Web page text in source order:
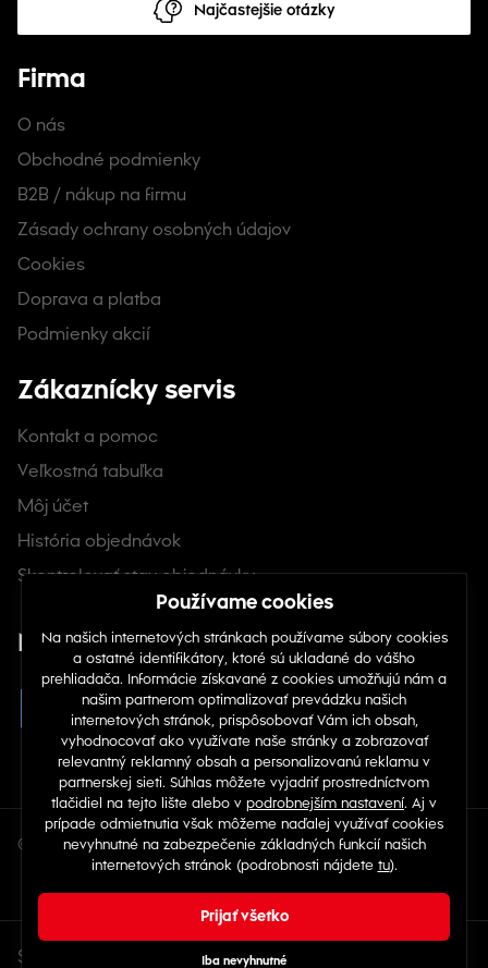
Najčastejšie otázky
Firma
O nás
Obchodné podmienky
B2B / nákup na firmu
Zásady ochrany osobných údajov
Cookies
Doprava a platba
Podmienky akcií
Zákaznícky servis
Kontakt a pomoc
Veľkostná tabuľka
Môj účet
História objednávok
Skontrolovať stav objednávky
Nájdete nás na sociálnych sieťach
© Copyright 2026 TOP 1 IT Solutions, s.r.o.
Sme aj v ďalších krajinách